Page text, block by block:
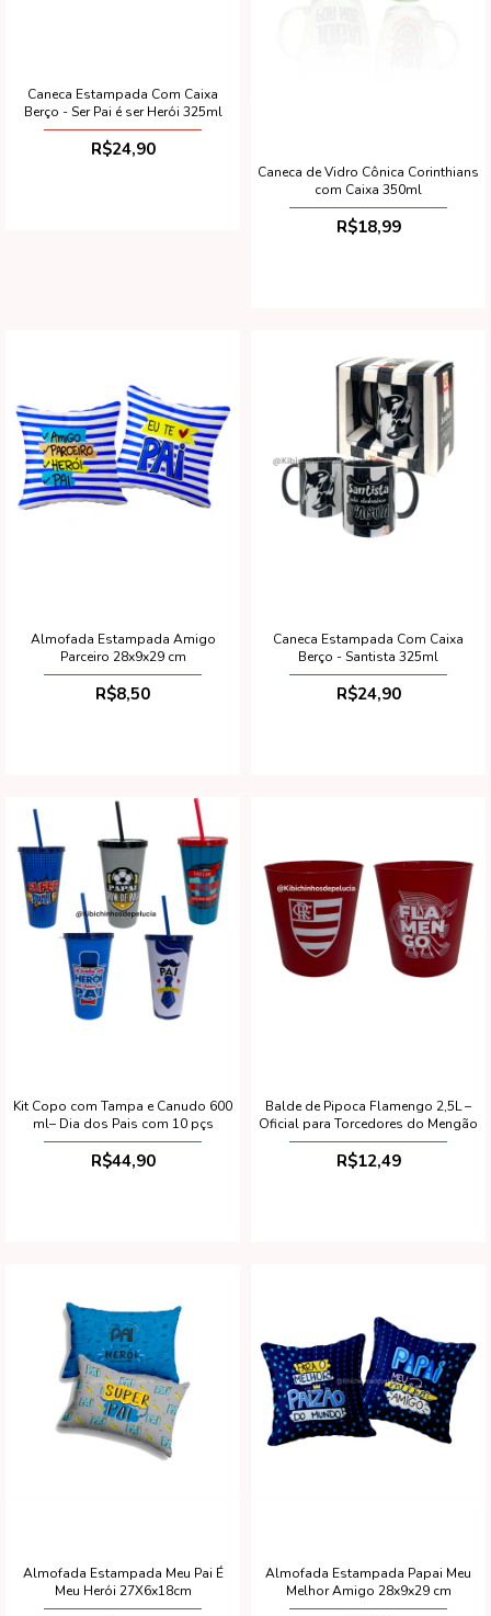
Caneca Estampada Com Caixa
Berço - Ser Pai é ser Herói 325ml
R$24,90
Caneca de Vidro Cônica Corinthians
com Caixa 350ml
R$18,99
Almofada Estampada Amigo
Parceiro 28x9x29 cm
R$8,50
Caneca Estampada Com Caixa
Berço - Santista 325ml
R$24,90
Kit Copo com Tampa e Canudo 600
ml– Dia dos Pais com 10 pçs
R$44,90
Balde de Pipoca Flamengo 2,5L –
Oficial para Torcedores do Mengão
R$12,49
Almofada Estampada Meu Pai É
Meu Herói 27X6x18cm
Almofada Estampada Papai Meu
Melhor Amigo 28x9x29 cm